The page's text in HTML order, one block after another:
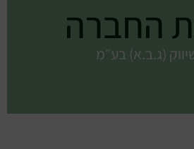
החברה
(ג.ב.א) בע״מ